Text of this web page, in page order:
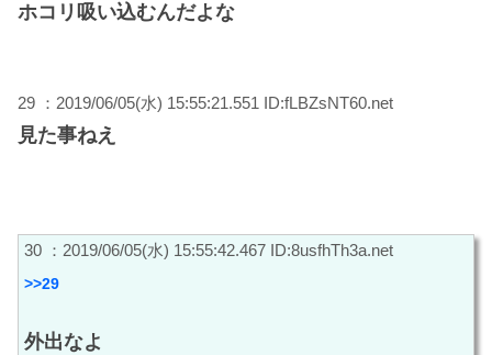
ホコリ吸い込むんだよな
29 ：2019/06/05(水) 15:55:21.551 ID:fLBZsNT60.net
見た事ねえ
30 ：2019/06/05(水) 15:55:42.467 ID:8usfhTh3a.net
>>29
外出なよ